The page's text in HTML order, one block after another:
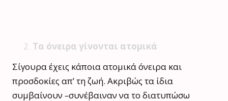
Τα όνειρα γίνονται ατομικά
Σίγουρα έχεις κάποια ατομικά όνειρα και
προσδοκίες απ’ τη ζωή. Ακριβώς τα ίδια
συμβαίνουν–συνέβαιναν να το διατυπώσω